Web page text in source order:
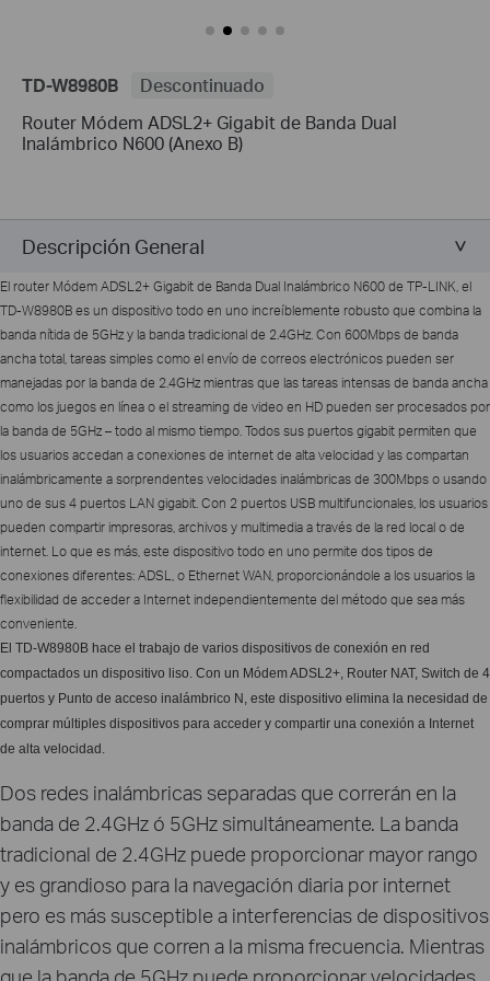
TD-W8980B
Descontinuado
Router Módem ADSL2+ Gigabit de Banda Dual
Inalámbrico N600 (Anexo B)
Descripción General
El router Módem ADSL2+ Gigabit de Banda Dual Inalámbrico N600 de TP-LINK, el
TD-W8980B es un dispositivo todo en uno increíblemente robusto que combina la
banda nítida de 5GHz y la banda tradicional de 2.4GHz. Con 600Mbps de banda
ancha total, tareas simples como el envío de correos electrónicos pueden ser
manejadas por la banda de 2.4GHz mientras que las tareas intensas de banda ancha
como los juegos en línea o el streaming de video en HD pueden ser procesados por
la banda de 5GHz – todo al mismo tiempo. Todos sus puertos gigabit permiten que
los usuarios accedan a conexiones de internet de alta velocidad y las compartan
inalámbricamente a sorprendentes velocidades inalámbricas de 300Mbps o usando
uno de sus 4 puertos LAN gigabit. Con 2 puertos USB multifuncionales, los usuarios
pueden compartir impresoras, archivos y multimedia a través de la red local o de
internet. Lo que es más, este dispositivo todo en uno permite dos tipos de
conexiones diferentes: ADSL, o Ethernet WAN, proporcionándole a los usuarios la
flexibilidad de acceder a Internet independientemente del método que sea más
conveniente.
El TD-W8980B hace el trabajo de varios dispositivos de conexión en red
compactados un dispositivo liso. Con un Módem ADSL2+, Router NAT, Switch de 4
puertos y Punto de acceso inalámbrico N, este dispositivo elimina la necesidad de
comprar múltiples dispositivos para acceder y compartir una conexión a Internet
de alta velocidad.
Dos redes inalámbricas separadas que correrán en la
banda de 2.4GHz ó 5GHz simultáneamente. La banda
tradicional de 2.4GHz puede proporcionar mayor rango
y es grandioso para la navegación diaria por internet
pero es más susceptible a interferencias de dispositivos
inalámbricos que corren a la misma frecuencia. Mientras